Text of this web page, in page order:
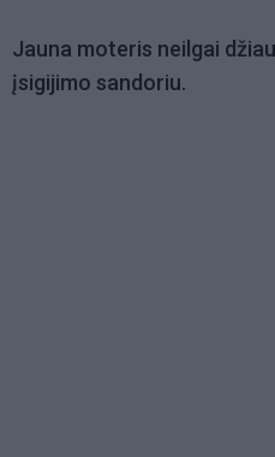
Jauna moteris neilgai
įsigijimo sandoriu.